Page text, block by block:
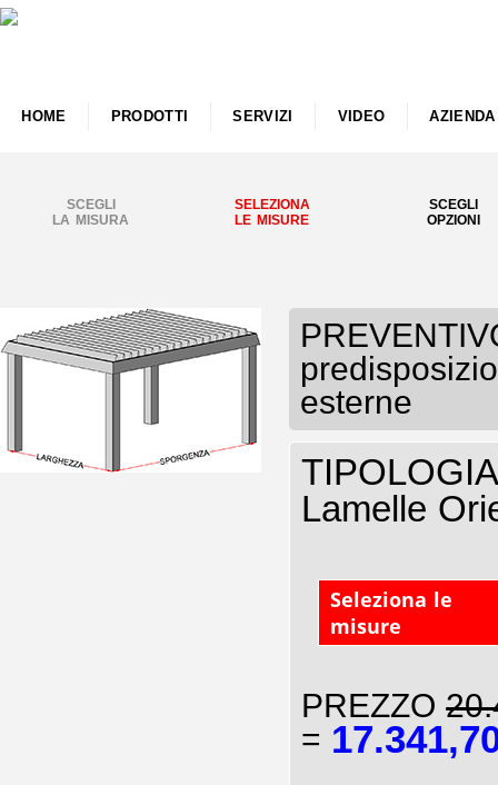
HOME PRODOTTI SERVIZI VIDEO AZIENDA
SCEGLI
LA MISURA
SELEZIONA
LE MISURE
SCEGLI
OPZIONI
esterne
Lamelle
Seleziona le
misure
PREZZO
=